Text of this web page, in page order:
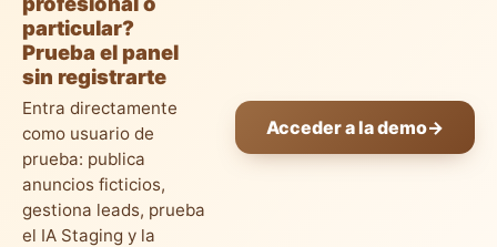
particular?
Prueba el panel
sin registrarte
Entra directamente
como usuario de
prueba: publica
anuncios ficticios,
gestiona leads, prueba
el IA Staging y la
Acceder a la demo→